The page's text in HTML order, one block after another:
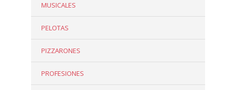
MUSICALES
PELOTAS
PIZZARONES
PROFESIONES